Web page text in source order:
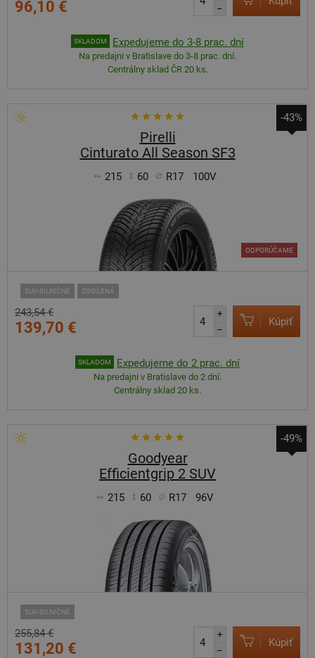
96,10 €
–
SKLADOM Expedujeme do 3-8 prac. dní
Na predajni v Bratislave do 3-8 prac. dní.
Centrálny sklad ČR 20 ks.
-43%
Pirelli
Cinturato All Season SF3
215 60 R17 100V
SUV-SILNIČNÉ ZOSÍLENÁ
ODPORÚČAME
243,54 €
139,70 €
+
–
Kúpiť
SKLADOM Expedujeme do 2 prac. dní
Na predajni v Bratislave do 2 dní.
Centrálny sklad 20 ks.
-49%
Goodyear
Efficientgrip 2 SUV
215 60 R17 96V
SUV-SILNIČNÉ
255,84 €
131,20 €
+
–
Kúpiť